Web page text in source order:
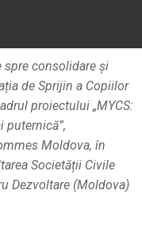
spre consolidare și
de Sprijin a Copiilor
proiectului „MYCS:
puternică”,
Moldova, în
Societății Civile
Dezvoltare (Moldova)